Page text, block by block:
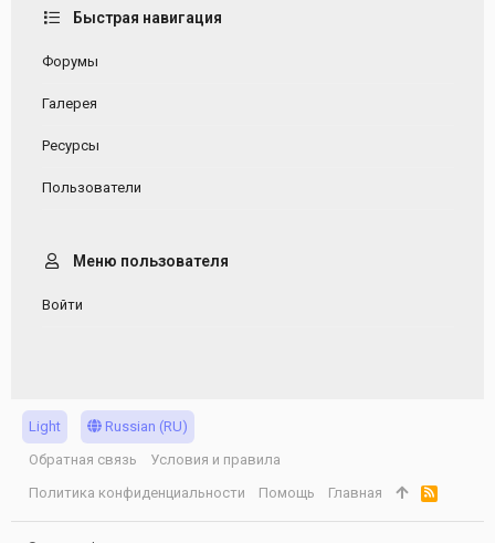
Быстрая навигация
Форумы
Галерея
Ресурсы
Пользователи
Меню пользователя
Войти
Light
Russian (RU)
Обратная связь
Условия и правила
Политика конфиденциальности
Помощь Главная
R
S